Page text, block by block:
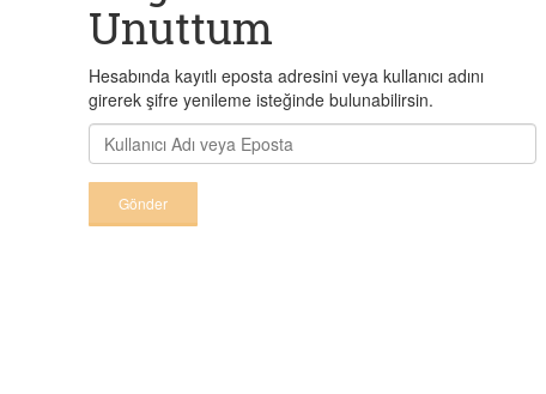
Unuttum
Hesabında kayıtlı eposta adresini veya kullanıcı adını
girerek şifre yenileme isteğinde bulunabilirsin.
Gönder